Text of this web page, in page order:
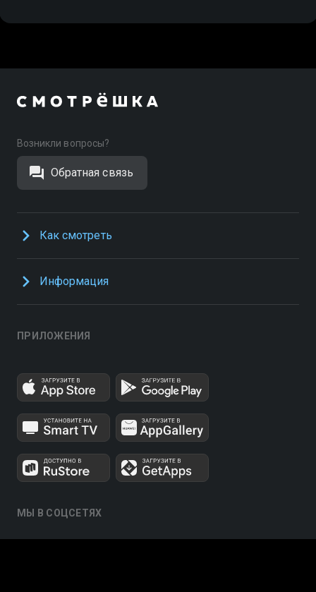
Возникли вопросы?
Обратная связь
Как смотреть
Информация
ПРИЛОЖЕНИЯ
МЫ В СОЦСЕТЯХ